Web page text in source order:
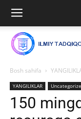
Bosh sahifa
YANGILIKLAR
150